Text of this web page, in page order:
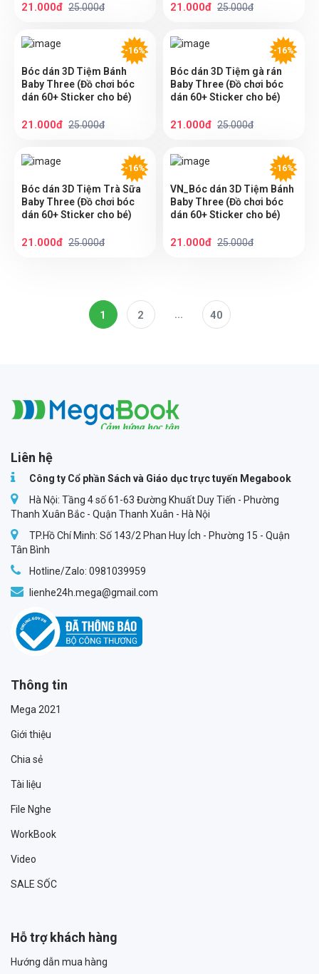
21.000đ 25.000đ 21.000đ 25.000đ
-16%
Bóc dán 3D Tiệm Bánh
Baby Three (Đồ chơi bóc
dán 60+ Sticker cho bé)
21.000đ 25.000đ
-16%
Bóc dán 3D Tiệm gà rán
Baby Three (Đồ chơi bóc
dán 60+ Sticker cho bé)
21.000đ 25.000đ
-16%
Bóc dán 3D Tiệm Trà Sữa
Baby Three (Đồ chơi bóc
dán 60+ Sticker cho bé)
21.000đ 25.000đ
-16%
VN_Bóc dán 3D Tiệm Bánh
Baby Three (Đồ chơi bóc
dán 60+ Sticker cho bé)
21.000đ 25.000đ
1 2 ... 40
Liên hệ
Công ty Cổ phần Sách và Giáo dục trực tuyến Megabook
Hà Nội: Tầng 4 số 61-63 Đường Khuất Duy Tiến - Phường
Thanh Xuân Bắc - Quận Thanh Xuân - Hà Nội
TP.Hồ Chí Minh: Số 143/2 Phan Huy Ích - Phường 15 - Quận
Tân Bình
Hotline/Zalo: 0981039959
lienhe24h.mega@gmail.com
Thông tin
Mega 2021
Giới thiệu
Chia sẻ
Tài liệu
File Nghe
WorkBook
Video
SALE SỐC
Hỗ trợ khách hàng
Hướng dẫn mua hàng